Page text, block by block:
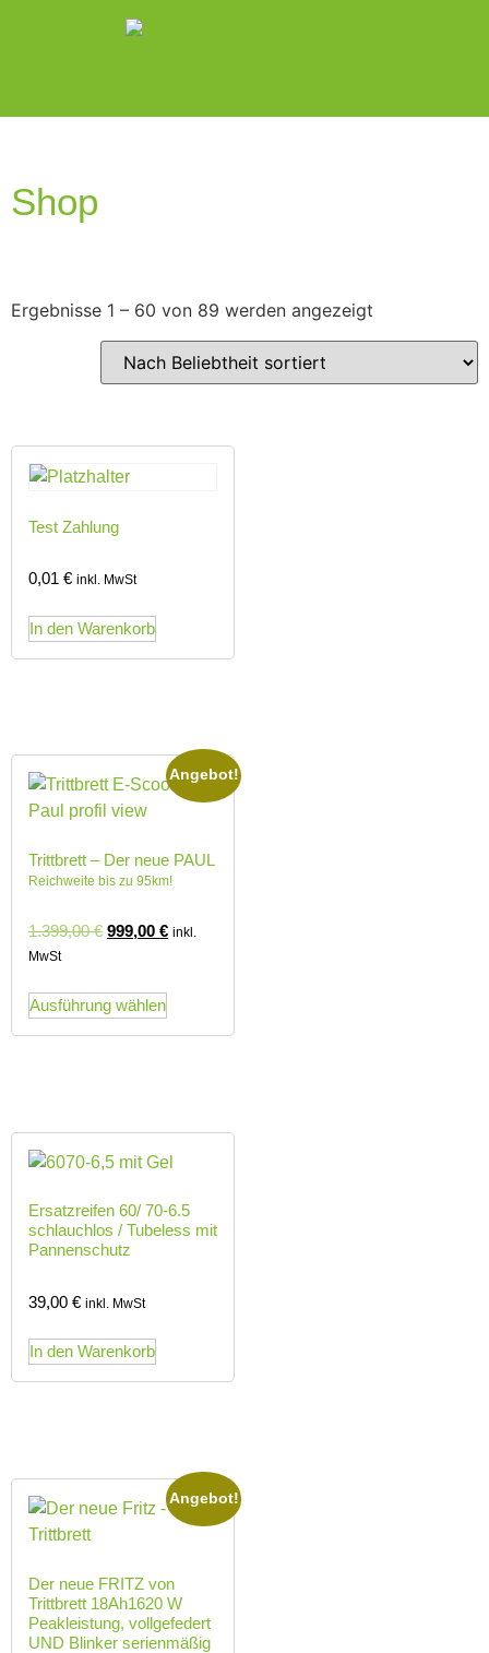
Shop
Ergebnisse 1 – 60 von 89 werden angezeigt
Test Zahlung
0,01 € inkl. MwSt
In den Warenkorb
Angebot!
Trittbrett – Der neue PAUL
Reichweite bis zu 95km!
1.399,00€ 999,00 € inkl.
MwSt
Ausführung wählen
Ersatzreifen 60/ 70-6.5
schlauchlos / Tubeless mit
Pannenschutz
39,00 € inkl. MwSt
In den Warenkorb
Angebot!
Der neue FRITZ von
Trittbrett 18Ah1620 W
Peakleistung, vollgefedert
UND Blinker serienmäßig